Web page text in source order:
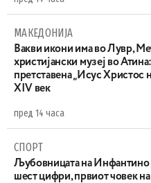
МАКЕДОНИЈА
Вакви икони има во Лувр,
христијански музеј во
претставена „Исус Христос
XIV век
пред 14 часа
СПОРТ
Љубовницата на Инфантино
шест цифри, првиот човек